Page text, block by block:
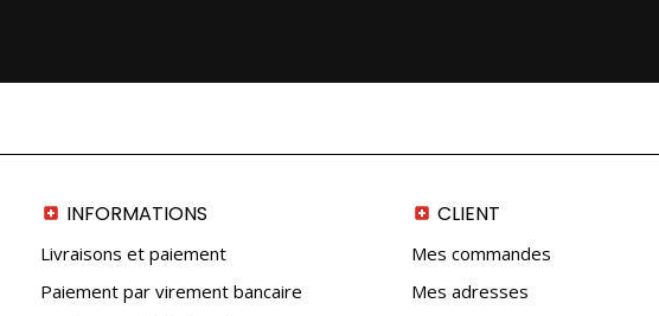
INFORMATIONS
Livraisons et paiement
Paiement par virement bancaire
CLIENT
Mes commandes
Mes adresses